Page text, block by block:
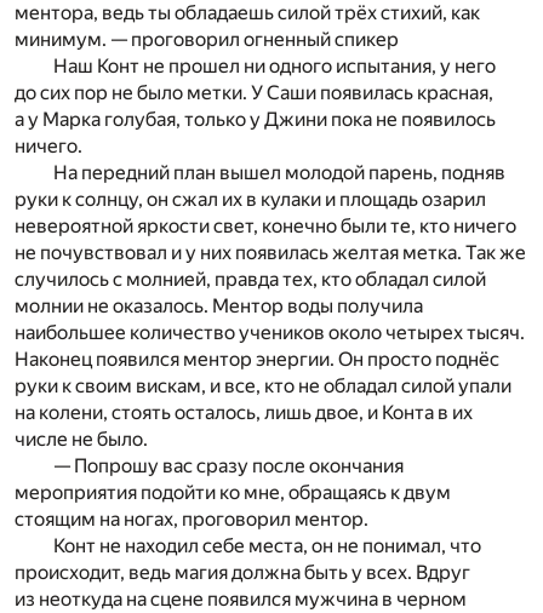
ментора, ведь ты обладаешь силой трёх стихий, как
минимум. — проговорил огненный спикер
Наш Конт не прошел ни одного испытания, у него
до сих пор не было метки. У Саши появилась красная,
а у Марка голубая, только у Джини пока не появилось
ничего.
На передний план вышел молодой парень, подняв
руки к солнцу, он сжал их в кулаки и площадь озарил
невероятной яркости свет, конечно были те, кто ничего
не почувствовал и у них появилась желтая метка. Так же
случилось с молнией, правда тех, кто обладал силой
молнии не оказалось. Ментор воды получила
наибольшее количество учеников около четырех тысяч.
Наконец появился ментор энергии. Он просто поднёс
руки к своим вискам, и все, кто не обладал силой упали
на колени, стоять осталось, лишь двое, и Конта в их
числе не было.
— Попрошу вас сразу после окончания
мероприятия подойти ко мне, обращаясь к двум
стоящим на ногах, проговорил ментор.
Конт не находил себе места, он не понимал, что
происходит, ведь магия должна быть у всех. Вдруг
из неоткуда на сцене появился мужчина в черном